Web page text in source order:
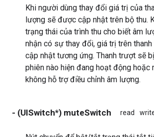
Khi người dùng thay đổi giá trị của
lượng sẽ được cập nhật trên bộ thu.
trạng thái của trình thu cho biết âm
nhận có sự thay đổi, giá trị trên
cập nhật tương ứng. Thanh trượt sẽ
phiên nào hiện đang hoạt động hoặc
không hỗ trợ điều chỉnh âm lượng.
- (UISwitch*) muteSwitch read